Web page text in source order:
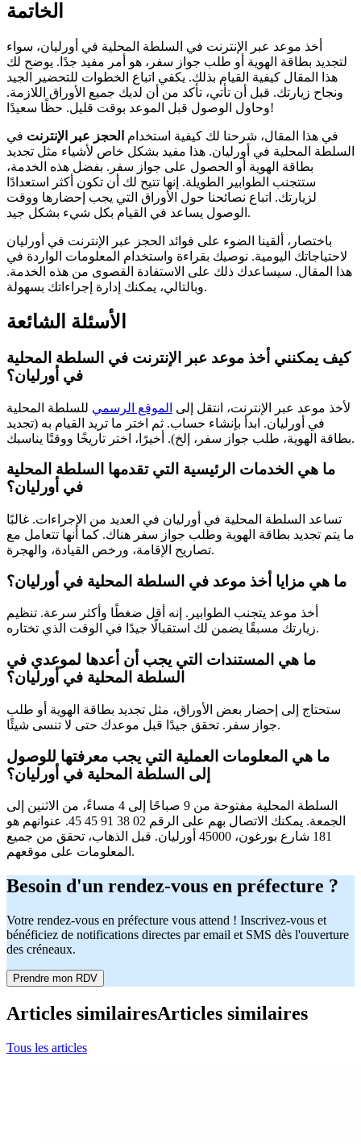
الخاتمة
أخذ موعد عبر الإنترنت في السلطة المحلية في أورليان، سواء
لتجديد بطاقة الهوية أو طلب جواز سفر، هو أمر مفيد جدًا. يوضح لك
هذا المقال كيفية القيام بذلك. يكفي اتباع الخطوات للتحضير الجيد
ونجاح زيارتك. قبل أن تأتي، تأكد من أن لديك جميع الأوراق اللازمة.
وحاول الوصول قبل الموعد بوقت قليل. حظًا سعيدًا!
في هذا المقال، شرحنا لك كيفية استخدام الحجز عبر الإنترنت في
السلطة المحلية في أورليان. هذا مفيد بشكل خاص لأشياء مثل تجديد
بطاقة الهوية أو الحصول على جواز سفر. بفضل هذه الخدمة،
ستتجنب الطوابير الطويلة. إنها تتيح لك أن تكون أكثر استعدادًا
لزيارتك. اتباع نصائحنا حول الأوراق التي يجب إحضارها ووقت
الوصول يساعد في القيام بكل شيء بشكل جيد.
باختصار، ألقينا الضوء على فوائد الحجز عبر الإنترنت في أورليان
لاحتياجاتك اليومية. نوصيك بقراءة واستخدام المعلومات الواردة في
هذا المقال. سيساعدك ذلك على الاستفادة القصوى من هذه الخدمة.
وبالتالي، يمكنك إدارة إجراءاتك بسهولة.
الأسئلة الشائعة
كيف يمكنني أخذ موعد عبر الإنترنت في السلطة المحلية
في أورليان؟
لأخذ موعد عبر الإنترنت، انتقل إلى الموقع الرسمي للسلطة المحلية
في أورليان. ابدأ بإنشاء حساب. ثم اختر ما تريد القيام به (تجديد
بطاقة الهوية، طلب جواز سفر، إلخ). أخيرًا، اختر تاريخًا ووقتًا يناسبك.
ما هي الخدمات الرئيسية التي تقدمها السلطة المحلية
في أورليان؟
تساعد السلطة المحلية في أورليان في العديد من الإجراءات. غالبًا
ما يتم تجديد بطاقة الهوية وطلب جواز سفر هناك. كما أنها تتعامل مع
تصاريح الإقامة، ورخص القيادة، والهجرة.
ما هي مزايا أخذ موعد في السلطة المحلية في أورليان؟
أخذ موعد يتجنب الطوابير. إنه أقل ضغطًا وأكثر سرعة. تنظيم
زيارتك مسبقًا يضمن لك استقبالًا جيدًا في الوقت الذي تختاره.
ما هي المستندات التي يجب أن أعدها لموعدي في
السلطة المحلية في أورليان؟
ستحتاج إلى إحضار بعض الأوراق، مثل تجديد بطاقة الهوية أو طلب
جواز سفر. تحقق جيدًا قبل موعدك حتى لا تنسى شيئًا.
ما هي المعلومات العملية التي يجب معرفتها للوصول
إلى السلطة المحلية في أورليان؟
السلطة المحلية مفتوحة من 9 صباحًا إلى 4 مساءً، من الاثنين إلى
الجمعة. يمكنك الاتصال بهم على الرقم 02 38 91 45 45. عنوانهم هو
181 شارع بورغون، 45000 أورليان. قبل الذهاب، تحقق من جميع
المعلومات على موقعهم.
Besoin d'un rendez-vous en préfecture ?
Votre rendez-vous en préfecture vous attend ! Inscrivez-vous et
bénéficiez de notifications directes par email et SMS dès l'ouverture
des créneaux.
Prendre mon RDV
Articles similairesArticles similaires
Tous les articles